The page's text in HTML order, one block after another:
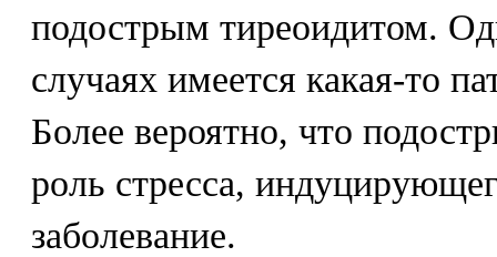
подострым тиреоидитом.
случаях имеется какая-то
Более вероятно, что
роль стресса,
заболевание.